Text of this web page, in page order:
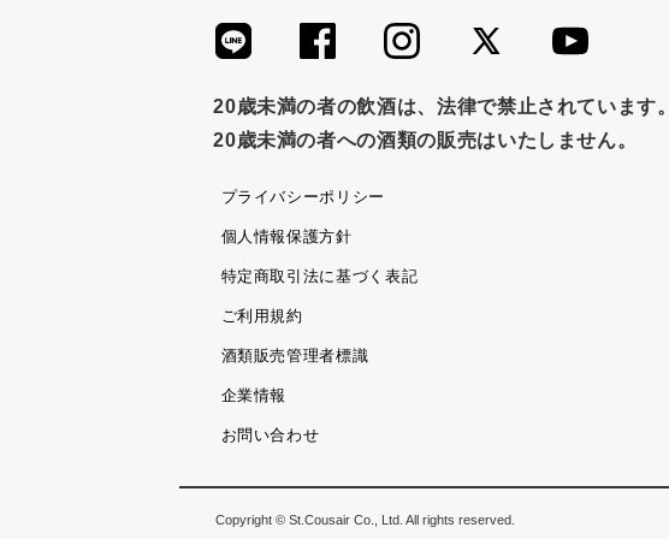
20歳未満の者の飲酒は、法律で禁止されています。
20歳未満の者への酒類の販売はいたしません。
プライバシーポリシー
個人情報保護方針
特定商取引法に基づく表記
ご利用規約
酒類販売管理者標識
企業情報
お問い合わせ
Copyright © St.Cousair Co., Ltd. All rights reserved.